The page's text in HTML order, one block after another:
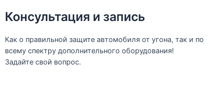
Консультация и запись
Как о правильной защите автомобиля от угона, так и по
всему спектру дополнительного оборудования!
Задайте свой вопрос.